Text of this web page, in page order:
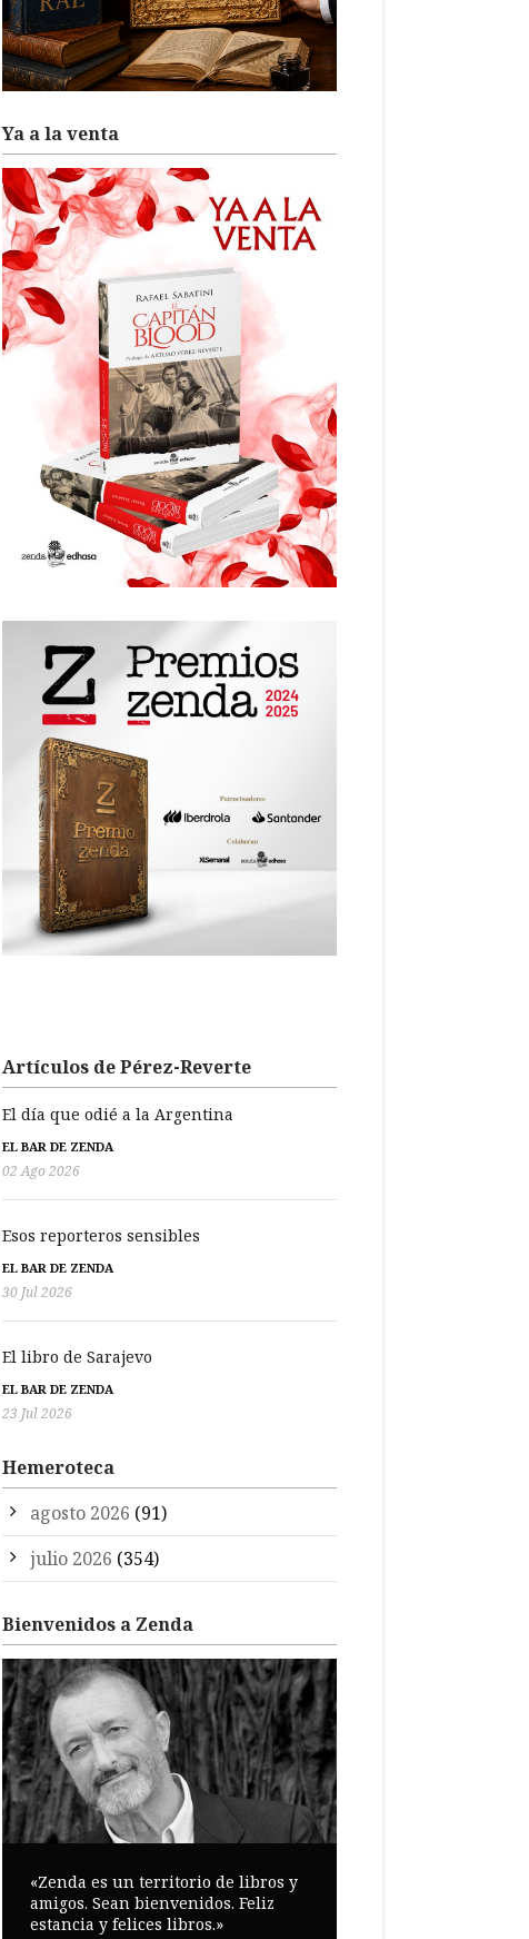
Ya a la venta
Artículos de Pérez-Reverte
El día que odié a la Argentina
EL BAR DE ZENDA
02 Ago 2026
Esos reporteros sensibles
EL BAR DE ZENDA
30 Jul 2026
El libro de Sarajevo
EL BAR DE ZENDA
23 Jul 2026
Hemeroteca
agosto 2026 (91)
julio 2026 (354)
Bienvenidos a Zenda
«Zenda es un territorio de libros y
amigos. Sean bienvenidos. Feliz
estancia y felices libros.»